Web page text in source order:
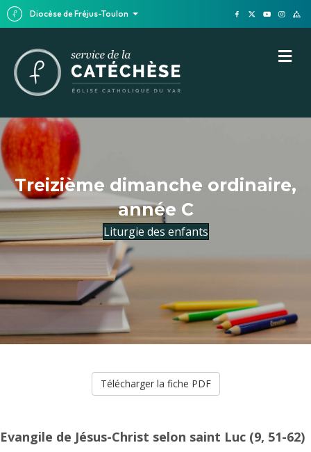
Diocèse de Fréjus-Toulon
Treizième dimanche ordinaire,
année C
Liturgie des enfants
Télécharger la fiche PDF
Evangile de Jésus-Christ selon saint Luc (9, 51-62)